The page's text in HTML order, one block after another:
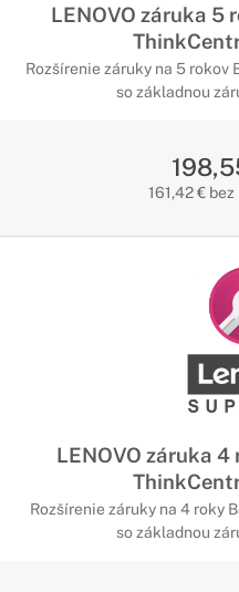
LENOVO záruka 5
Rozšírenie záruky na 5 rokov
so základnou
161,42 € bez
LENOVO záruka
Rozšírenie záruky na 4 roky
so základnou